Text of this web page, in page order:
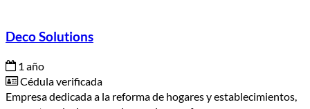
Deco Solutions
1 año
Cédula verificada
Empresa dedicada a la reforma de hogares y establecimientos,